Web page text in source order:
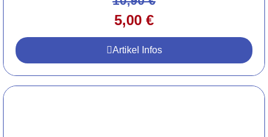
5,00 €
Artikel Infos